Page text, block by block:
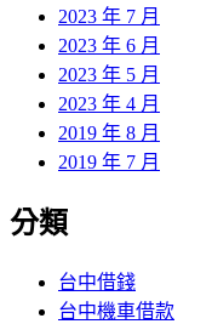
2023 年 7 月
2023 年 6 月
2023 年 5 月
2023 年 4 月
2019 年 8 月
2019 年 7 月
分類
台中借錢
台中機車借款